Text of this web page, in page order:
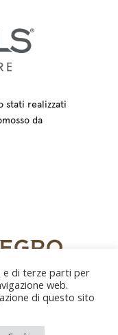
stati realizzati
da
e di terze parti per
web.
di questo sito